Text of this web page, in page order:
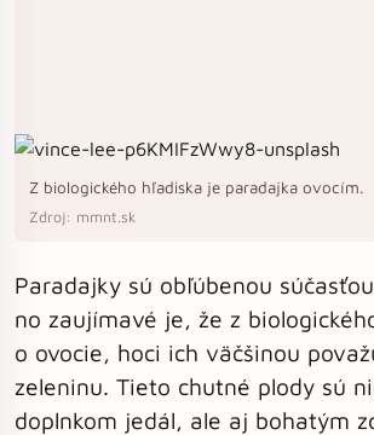
Z biologického hľadiska je paradajka ovocím.
Zdroj: mmnt.sk
Paradajky sú obľúbenou
no zaujímavé je, že z
o ovocie, hoci ich väčšinou
zeleninu. Tieto chutné plody sú
doplnkom jedál, ale aj bohatým